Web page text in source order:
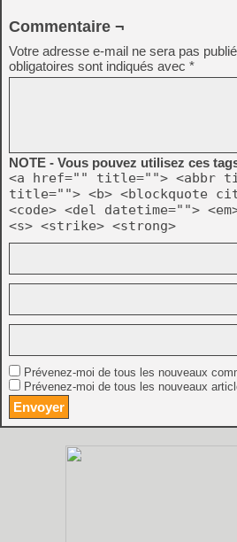
Commentaire ¬
Votre adresse e-mail ne sera pas
obligatoires sont indiqués avec *
NOTE - Vous pouvez utilisez ces
<a href="" title=""> <abbr
title=""> <b> <blockquote
<code> <del datetime="">
<s> <strike> <strong>
Prévenez-moi de tous les nouveaux
Prévenez-moi de tous les nouveaux